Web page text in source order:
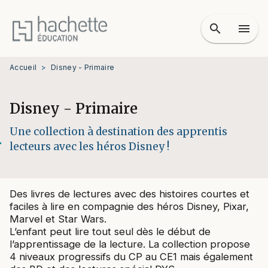
MENU RECHERCHE
PIED DE PAGE
search menu
Accueil > Disney - Primaire
Disney - Primaire
Une collection à destination des apprentis
lecteurs avec les héros Disney !
Des livres de lectures avec des histoires courtes et
faciles à lire en compagnie des héros Disney, Pixar,
Marvel et Star Wars.
L’enfant peut lire tout seul dès le début de
l’apprentissage de la lecture. La collection propose
4 niveaux progressifs du CP au CE1 mais également